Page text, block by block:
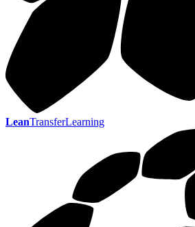
LeanTransferLearning